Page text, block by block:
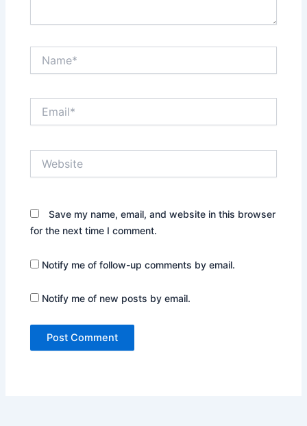
Save my name, email, and website in this browser
for the next time I comment.
Notify me of follow-up comments by email.
Notify me of new posts by email.